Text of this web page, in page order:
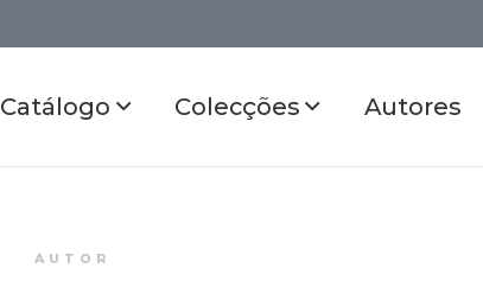
Catálogo Colecções Autores
AUTOR